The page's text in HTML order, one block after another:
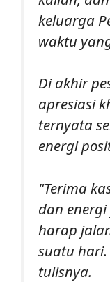
keluarga
waktu
Di akhir
apresiasi
ternyata
energi
"Terima
dan
harap
suatu hari.
tulisnya.